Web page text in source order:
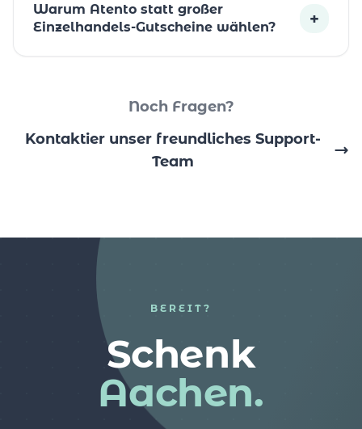
Warum Atento statt großer
Einzelhandels-Gutscheine wählen?
+
Noch Fragen?
Kontaktier unser freundliches Support-
Team
BEREIT?
Schenk
Aachen.